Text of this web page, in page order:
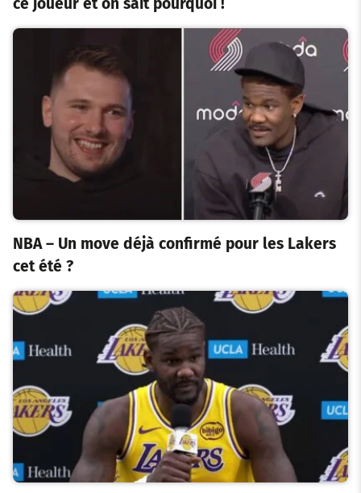
ce joueur et on sait pourquoi !
NBA – Un move déjà confirmé pour les Lakers
cet été ?